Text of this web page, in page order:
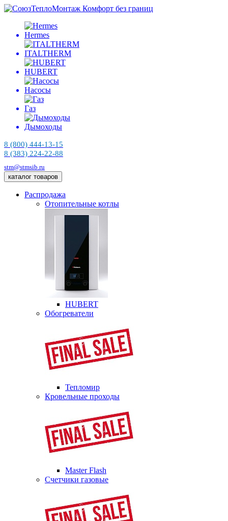
Комфорт без границ
Hermes
ITALTHERM
HUBERT
Насосы
Газ
Дымоходы
8 (800) 444-13-15
8 (383) 224-22-88
stm@stmsib.ru
каталог товаров
Распродажа
Отопительные котлы
HUBERT
Обогреватели
Тепломир
Кровельные проходы
Master Flash
Счетчики газовые